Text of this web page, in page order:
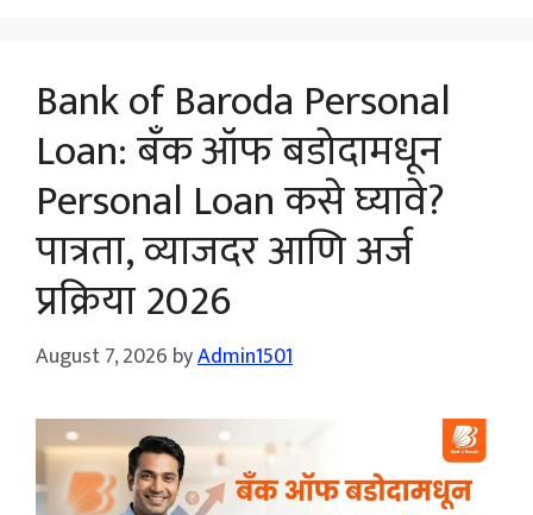
Bank of Baroda Personal
Loan: बँक ऑफ बडोदामधून
Personal Loan कसे घ्यावे?
पात्रता, व्याजदर आणि अर्ज
प्रक्रिया 2026
August 7, 2026 byAdmin1501